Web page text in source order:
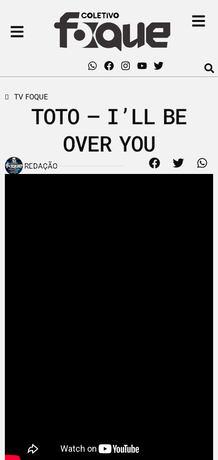
TV FOQUE
TOTO – I’LL BE
OVER YOU
REDAÇÃO